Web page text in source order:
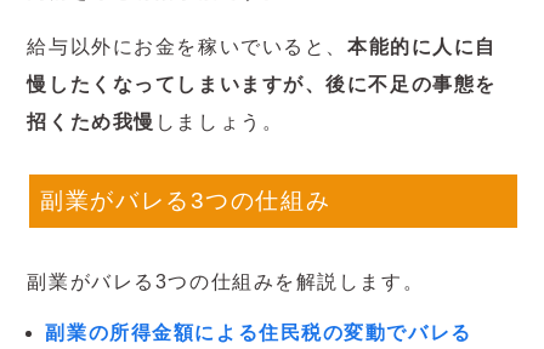
給与以外にお金を稼いでいると、 本能的に人に自
慢したくなってしまいますが、後に不足の事態を
招くため我慢 しましょう。
副業がバレる3つの仕組み
副業がバレる3つの仕組みを解説します。
副業の所得金額による住民税の変動でバレる